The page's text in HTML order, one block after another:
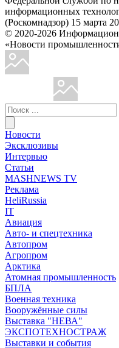
информационных
(Роскомнадзор) 15 марта
© 2020-2026
«Новости
Новости
Эксклюзивы
Интервью
Статьи
MASHNEWS TV
Реклама
HeliRussia
IT
Авиация
Авто- и спецтехника
Автопром
Агропром
Арктика
Атомная промышленность
БПЛА
Военная техника
Вооружённые силы
Выставка "НЕВА"
ЭКСПОТЕХНОСТРАЖ
Выставки и события